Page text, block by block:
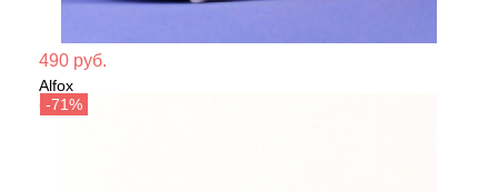
490 руб.
Alfox
Сабо